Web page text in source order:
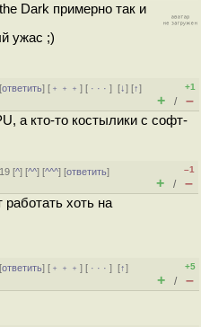
Dark примерно так и
ужас ;)
ответить] [ ﹢﹢﹢] [ · · ·][↓] [↑]
+1
+ / –
а кто-то костылики с софт-
[^] [^^] [^^^] [ответить]
–1
+ / –
работать хоть на
ответить] [ ﹢﹢﹢] [ · · ·][↑]
+5
+ / –